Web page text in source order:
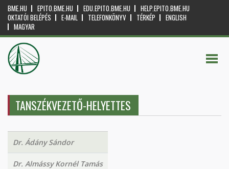
BME.HU EPITO.BME.HU EDU.EPITO.BME.HU
HELP.EPITO.BME.HU
OKTATÓI BELÉPÉS
E-MAIL TELEFONKÖNYV TÉRKÉP
ENGLISH
MAGYAR
TANSZÉKVEZETŐ-HELYETTES
Dr. Ádány Sándor
Dr. Almássy Kornél Tamás